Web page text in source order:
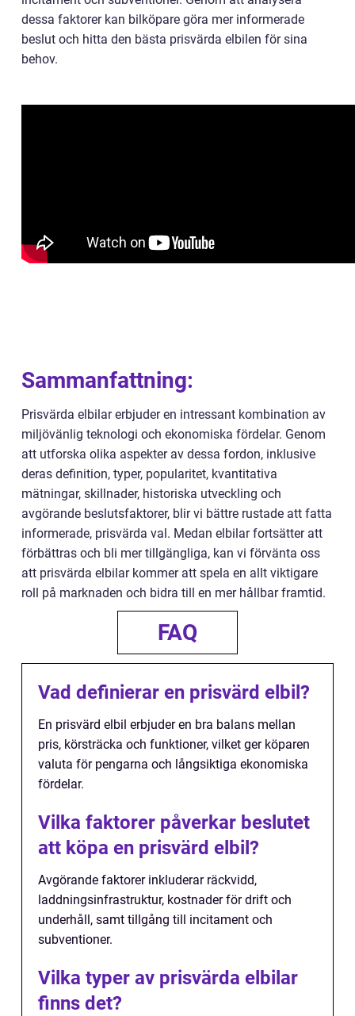
dessa faktorer kan bilköpare göra mer informerade
beslut och hitta den bästa prisvärda elbilen för sina
behov.
Sammanfattning:
Prisvärda elbilar erbjuder en intressant kombination av
miljövänlig teknologi och ekonomiska fördelar. Genom
att utforska olika aspekter av dessa fordon, inklusive
deras definition, typer, popularitet, kvantitativa
mätningar, skillnader, historiska utveckling och
avgörande beslutsfaktorer, blir vi bättre rustade att fatta
informerade, prisvärda val. Medan elbilar fortsätter att
förbättras och bli mer tillgängliga, kan vi förvänta oss
att prisvärda elbilar kommer att spela en allt viktigare
roll på marknaden och bidra till en mer hållbar framtid.
FAQ
Vad definierar en prisvärd elbil?
En prisvärd elbil erbjuder en bra balans mellan
pris, körsträcka och funktioner, vilket ger köparen
valuta för pengarna och långsiktiga ekonomiska
fördelar.
Vilka faktorer påverkar beslutet
att köpa en prisvärd elbil?
Avgörande faktorer inkluderar räckvidd,
laddningsinfrastruktur, kostnader för drift och
underhåll, samt tillgång till incitament och
subventioner.
Vilka typer av prisvärda elbilar
finns det?